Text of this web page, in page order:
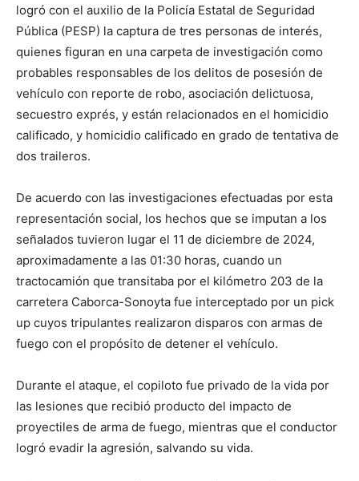
logró con el auxilio de la Policía Estatal de Seguridad
Pública (PESP) la captura de tres personas de interés,
quienes figuran en una carpeta de investigación como
probables responsables de los delitos de posesión de
vehículo con reporte de robo, asociación delictuosa,
secuestro exprés, y están relacionados en el homicidio
calificado, y homicidio calificado en grado de tentativa de
dos traileros.
De acuerdo con las investigaciones efectuadas por esta
representación social, los hechos que se imputan a los
señalados tuvieron lugar el 11 de diciembre de 2024,
aproximadamente a las 01:30 horas, cuando un
tractocamión que transitaba por el kilómetro 203 de la
carretera Caborca-Sonoyta fue interceptado por un pick
up cuyos tripulantes realizaron disparos con armas de
fuego con el propósito de detener el vehículo.
Durante el ataque, el copiloto fue privado de la vida por
las lesiones que recibió producto del impacto de
proyectiles de arma de fuego, mientras que el conductor
logró evadir la agresión, salvando su vida.